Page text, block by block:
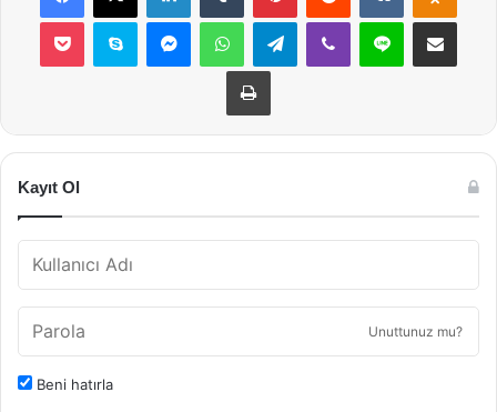
Pocket Skype MessengerWhatsAppTelegramViber Line E-Posta ile
Yazdır
Kayıt Ol
Unuttunuz mu?
Beni hatırla